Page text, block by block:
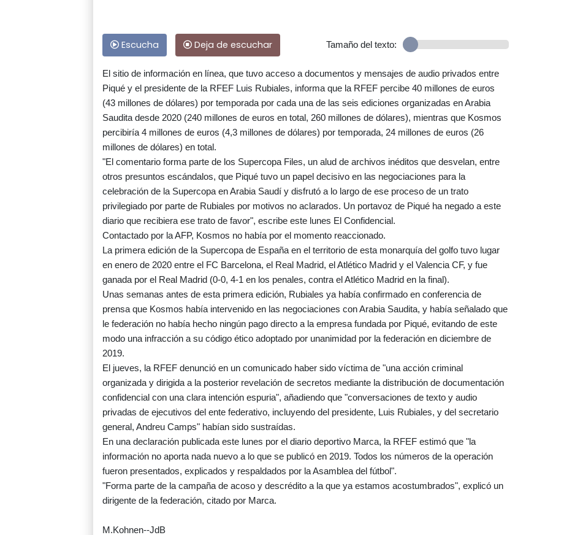
Escucha Deja de escuchar Tamaño del texto:
El sitio de información en línea, que tuvo acceso a documentos y mensajes de audio privados entre
Piqué y el presidente de la RFEF Luis Rubiales, informa que la RFEF percibe 40 millones de euros
(43 millones de dólares) por temporada por cada una de las seis ediciones organizadas en Arabia
Saudita desde 2020 (240 millones de euros en total, 260 millones de dólares), mientras que Kosmos
percibiría 4 millones de euros (4,3 millones de dólares) por temporada, 24 millones de euros (26
millones de dólares) en total.
"El comentario forma parte de los Supercopa Files, un alud de archivos inéditos que desvelan, entre
otros presuntos escándalos, que Piqué tuvo un papel decisivo en las negociaciones para la
celebración de la Supercopa en Arabia Saudí y disfrutó a lo largo de ese proceso de un trato
privilegiado por parte de Rubiales por motivos no aclarados. Un portavoz de Piqué ha negado a este
diario que recibiera ese trato de favor", escribe este lunes El Confidencial.
Contactado por la AFP, Kosmos no había por el momento reaccionado.
La primera edición de la Supercopa de España en el territorio de esta monarquía del golfo tuvo lugar
en enero de 2020 entre el FC Barcelona, el Real Madrid, el Atlético Madrid y el Valencia CF, y fue
ganada por el Real Madrid (0-0, 4-1 en los penales, contra el Atlético Madrid en la final).
Unas semanas antes de esta primera edición, Rubiales ya había confirmado en conferencia de
prensa que Kosmos había intervenido en las negociaciones con Arabia Saudita, y había señalado que
le federación no había hecho ningún pago directo a la empresa fundada por Piqué, evitando de este
modo una infracción a su código ético adoptado por unanimidad por la federación en diciembre de
2019.
El jueves, la RFEF denunció en un comunicado haber sido víctima de "una acción criminal
organizada y dirigida a la posterior revelación de secretos mediante la distribución de documentación
confidencial con una clara intención espuria", añadiendo que "conversaciones de texto y audio
privadas de ejecutivos del ente federativo, incluyendo del presidente, Luis Rubiales, y del secretario
general, Andreu Camps" habían sido sustraídas.
En una declaración publicada este lunes por el diario deportivo Marca, la RFEF estimó que "la
información no aporta nada nuevo a lo que se publicó en 2019. Todos los números de la operación
fueron presentados, explicados y respaldados por la Asamblea del fútbol".
"Forma parte de la campaña de acoso y descrédito a la que ya estamos acostumbrados", explicó un
dirigente de la federación, citado por Marca.
M.Kohnen--JdB